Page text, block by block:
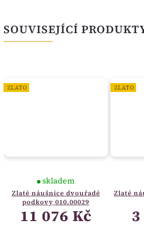
SOUVISEJÍCÍ
ZLATO
Zlaté náušnice dvouřadé
podkovy 010.00029
skladem
11 076 Kč
ZLATO
Zlaté